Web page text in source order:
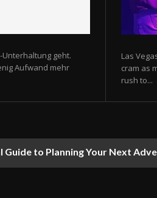
geht.
Aufwand mehr
Las
cram as
rush to...
to Planning Your Next